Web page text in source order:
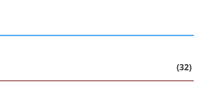
(32)